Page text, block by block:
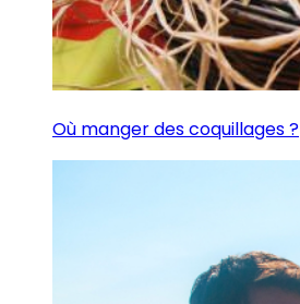
Où manger des coquillages ?